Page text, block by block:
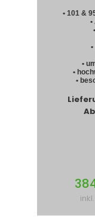
• 101 &
•
•
•